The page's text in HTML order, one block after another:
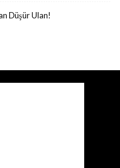
Düşür Ulan!